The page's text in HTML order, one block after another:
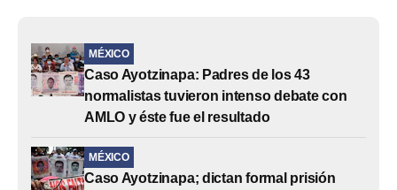
MÉXICO
Caso Ayotzinapa: Padres de los 43
normalistas tuvieron intenso debate con
AMLO y éste fue el resultado
MÉXICO
Caso Ayotzinapa; dictan formal prisión